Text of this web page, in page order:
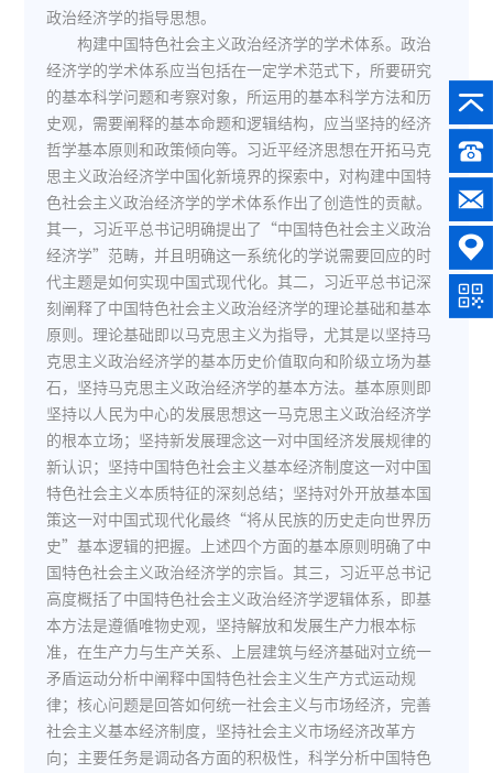
政治经济学的指导思想。
构建中国特色社会主义政治经济学的学术体系。政治
经济学的学术体系应当包括在一定学术范式下，所要研究
的基本科学问题和考察对象，所运用的基本科学方法和历
史观，需要阐释的基本命题和逻辑结构，应当坚持的经济
哲学基本原则和政策倾向等。习近平经济思想在开拓马克
思主义政治经济学中国化新境界的探索中，对构建中国特
色社会主义政治经济学的学术体系作出了创造性的贡献。
其一，习近平总书记明确提出了“中国特色社会主义政治
经济学”范畴，并且明确这一系统化的学说需要回应的时
代主题是如何实现中国式现代化。其二，习近平总书记深
刻阐释了中国特色社会主义政治经济学的理论基础和基本
原则。理论基础即以马克思主义为指导，尤其是以坚持马
克思主义政治经济学的基本历史价值取向和阶级立场为基
石，坚持马克思主义政治经济学的基本方法。基本原则即
坚持以人民为中心的发展思想这一马克思主义政治经济学
的根本立场；坚持新发展理念这一对中国经济发展规律的
新认识；坚持中国特色社会主义基本经济制度这一对中国
特色社会主义本质特征的深刻总结；坚持对外开放基本国
策这一对中国式现代化最终“将从民族的历史走向世界历
史”基本逻辑的把握。上述四个方面的基本原则明确了中
国特色社会主义政治经济学的宗旨。其三，习近平总书记
高度概括了中国特色社会主义政治经济学逻辑体系，即基
本方法是遵循唯物史观，坚持解放和发展生产力根本标
准，在生产力与生产关系、上层建筑与经济基础对立统一
矛盾运动分析中阐释中国特色社会主义生产方式运动规
律；核心问题是回答如何统一社会主义与市场经济，完善
社会主义基本经济制度，坚持社会主义市场经济改革方
向；主要任务是调动各方面的积极性，科学分析中国特色